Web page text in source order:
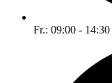
Fr.: 09:00 -